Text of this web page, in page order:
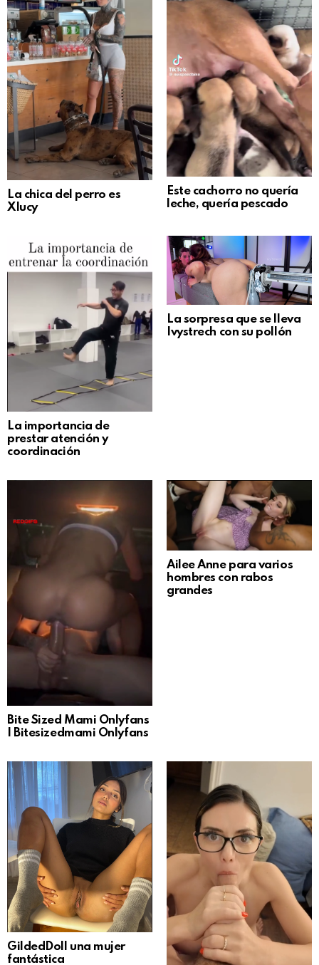
La chica del perro es
Xlucy
Este cachorro no quería
leche, quería pescado
La importancia de
prestar atención y
coordinación
La sorpresa que se lleva
Ivystrech con su pollón
Bite Sized Mami Onlyfans
| Bitesizedmami Onlyfans
Ailee Anne para varios
hombres con rabos
grandes
GildedDoll una mujer
fantástica